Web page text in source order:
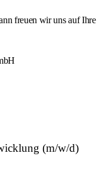
freuen wir uns auf Ihre
(m/w/d)